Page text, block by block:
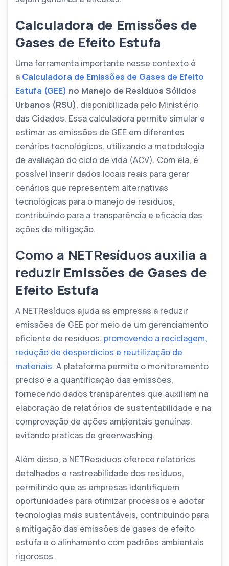
Calculadora de Emissões de
Gases de Efeito Estufa
Uma ferramenta importante nesse contexto é
a Calculadora de Emissões de Gases de Efeito
Estufa (GEE) no Manejo de Resíduos Sólidos
Urbanos (RSU), disponibilizada pelo Ministério
das Cidades. Essa calculadora permite simular e
estimar as emissões de GEE em diferentes
cenários tecnológicos, utilizando a metodologia
de avaliação do ciclo de vida (ACV). Com ela, é
possível inserir dados locais reais para gerar
cenários que representem alternativas
tecnológicas para o manejo de resíduos,
contribuindo para a transparência e eficácia das
ações de mitigação.
Como a NETResíduos auxilia a
reduzir Emissões de Gases de
Efeito Estufa
A NETResíduos ajuda as empresas a reduzir
emissões de GEE por meio de um gerenciamento
eficiente de resíduos, promovendo a reciclagem,
redução de desperdícios e reutilização de
materiais. A plataforma permite o monitoramento
preciso e a quantificação das emissões,
fornecendo dados transparentes que auxiliam na
elaboração de relatórios de sustentabilidade e na
comprovação de ações ambientais genuínas,
evitando práticas de greenwashing.
Além disso, a NETResíduos oferece relatórios
detalhados e rastreabilidade dos resíduos,
permitindo que as empresas identifiquem
oportunidades para otimizar processos e adotar
tecnologias mais sustentáveis, contribuindo para
a mitigação das emissões de gases de efeito
estufa e o alinhamento com padrões ambientais
rigorosos.